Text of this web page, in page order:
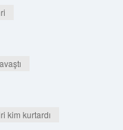
kim kurtardı